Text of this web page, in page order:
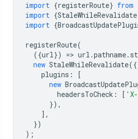
import {registerRoute} from
import {StaleWhileRevalidate
import {
registerRoute(
({url}) => url .pathname.
new StaleWhileRevalidate({
plugins :
[
new
headersToCheck : [ 'X-
}),
],
})
);